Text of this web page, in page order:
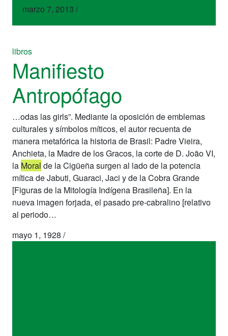
marzo 7, 2013 /
libros
Manifiesto
Antropófago
…odas las girls”. Mediante la oposición de emblemas
culturales y símbolos míticos, el autor recuenta de
manera metafórica la historia de Brasil: Padre Vieira,
Anchieta, la Madre de los Gracos, la corte de D. João VI,
la Moral de la Cigüeña surgen al lado de la potencia
mítica de Jabuti, Guaraci, Jaci y de la Cobra Grande
[Figuras de la Mitología Indígena Brasileña]. En la
nueva imagen forjada, el pasado pre-cabralino [relativo
al periodo…
mayo 1, 1928 /